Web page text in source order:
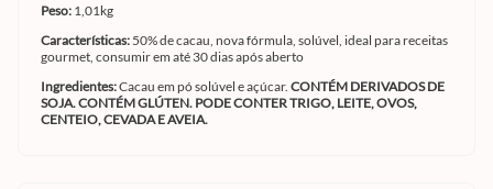
Peso: 1,01kg
Características: 50% de cacau, nova fórmula, solúvel, ideal para receitas
gourmet, consumir em até 30 dias após aberto
Ingredientes:Cacau em pó solúvel e açúcar. CONTÉM DERIVADOS DE
SOJA. CONTÉM GLÚTEN. PODE CONTER TRIGO, LEITE, OVOS,
CENTEIO, CEVADA E AVEIA.